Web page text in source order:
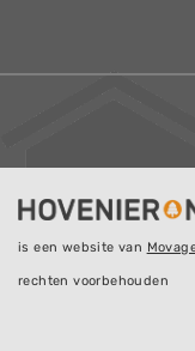
is een website van
rechten voorbehouden